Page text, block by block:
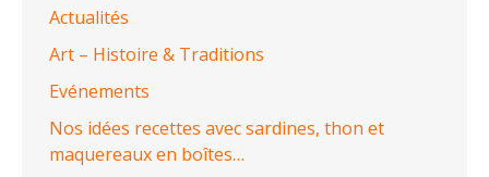
Actualités
Art – Histoire & Traditions
Evénements
Nos idées recettes avec sardines, thon et
maquereaux en boîtes…